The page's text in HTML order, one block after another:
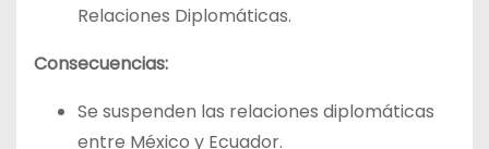
Relaciones Diplomáticas.
Consecuencias:
Se suspenden las relaciones diplomáticas
entre México y Ecuador.